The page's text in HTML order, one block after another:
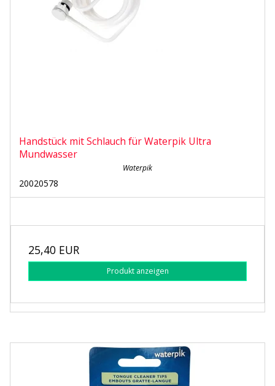
Handstück mit Schlauch für Waterpik Ultra
Mundwasser
Waterpik
20020578
25,40 EUR
Produkt anzeigen